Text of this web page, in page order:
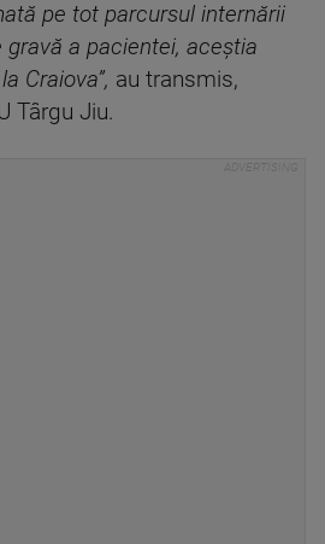
pe tot parcursul internării
a pacientei, aceştia
Craiova”, au transmis,
Târgu Jiu.